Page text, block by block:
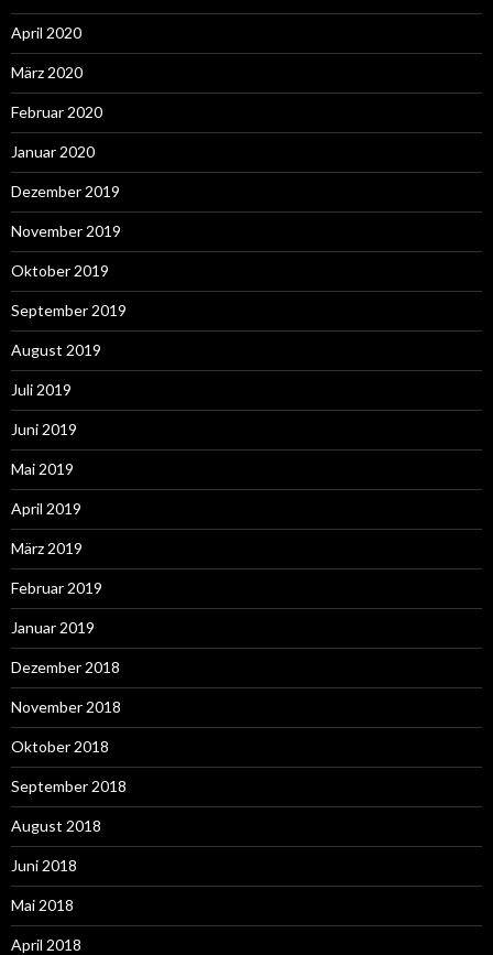
April 2020
März 2020
Februar 2020
Januar 2020
Dezember 2019
November 2019
Oktober 2019
September 2019
August 2019
Juli 2019
Juni 2019
Mai 2019
April 2019
März 2019
Februar 2019
Januar 2019
Dezember 2018
November 2018
Oktober 2018
September 2018
August 2018
Juni 2018
Mai 2018
April 2018